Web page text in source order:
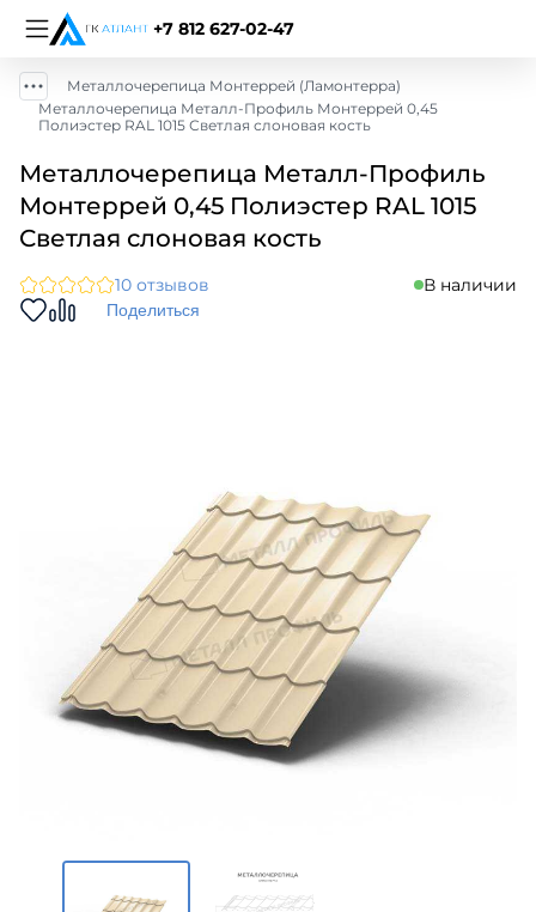
+7 812 627-02-47
Металлочерепица Монтеррей (Ламонтерра)
Металлочерепица Металл-Профиль Монтеррей 0,45
Полиэстер RAL 1015 Светлая слоновая кость
Металлочерепица Металл-Профиль
Монтеррей 0,45 Полиэстер RAL 1015
Светлая слоновая кость
10 отзывов В наличии
Поделиться